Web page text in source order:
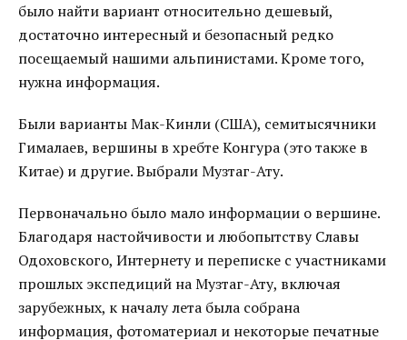
было найти вариант относительно дешевый,
достаточно интересный и безопасный редко
посещаемый нашими альпинистами. Кроме того,
нужна информация.
Были варианты Мак-Кинли (США), семитысячники
Гималаев, вершины в хребте Конгура (это также в
Китае) и другие. Выбрали Музтаг-Ату.
Первоначально было мало информации о вершине.
Благодаря настойчивости и любопытству Славы
Одоховского, Интернету и переписке с участниками
прошлых экспедиций на Музтаг-Ату, включая
зарубежных, к началу лета была собрана
информация, фотоматериал и некоторые печатные